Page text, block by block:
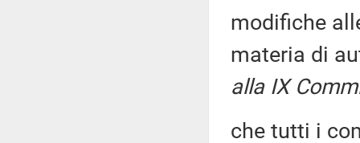
modifiche
materia di
alla IX
che tutti i